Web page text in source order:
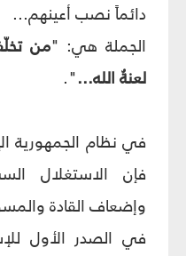
دائماً نصب أعينهم...
الجملة هي: "من
لعنةُ الله...".
في نظام الجمهورية
فإن الاستغلال
وإضعاف القادة
في الصدر الأول